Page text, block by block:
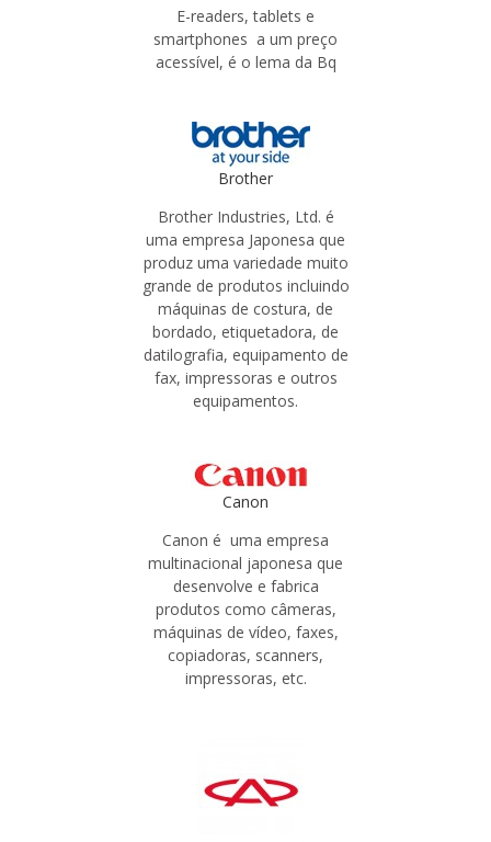
E-readers, tablets e
smartphones a um preço
acessível, é o lema da Bq
Brother
Brother Industries, Ltd. é
uma empresa Japonesa que
produz uma variedade muito
grande de produtos incluindo
máquinas de costura, de
bordado, etiquetadora, de
datilografia, equipamento de
fax, impressoras e outros
equipamentos.
Canon
Canon é uma empresa
multinacional japonesa que
desenvolve e fabrica
produtos como câmeras,
máquinas de vídeo, faxes,
copiadoras, scanners,
impressoras, etc.